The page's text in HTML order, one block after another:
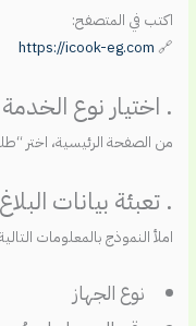
اكتب في المتصفح:
🔗
https://icook-eg.com
. اختيار نوع الخدمة
من الصفحة الرئيسية، اختر
. تعبئة بيانات البلاغ
املأ النموذج بالمعلومات
نوع الجهاز